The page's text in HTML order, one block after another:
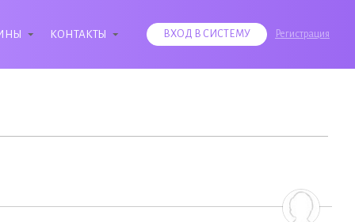
КОНТАКТЫ ВХОД В СИСТЕМУ Регистрация